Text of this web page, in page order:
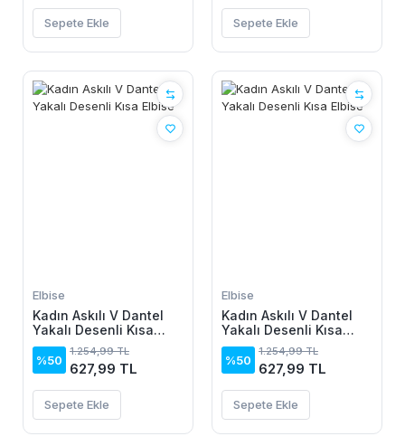
Sepete Ekle Sepete Ekle
Elbise
Kadın Askılı V Dantel
Yakalı Desenli Kısa
Elbise
%50
1.254,99 TL
627,99 TL
Sepete Ekle
Elbise
Kadın Askılı V Dantel
Yakalı Desenli Kısa
Elbise
%50
1.254,99 TL
627,99 TL
Sepete Ekle